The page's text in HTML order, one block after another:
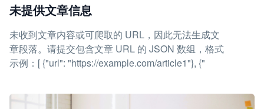
未提供文章信息
未收到文章内容或可爬取的 URL，因此无法生成文
章段落。请提交包含文章 URL 的 JSON 数组，格式
示例：[ {"url": "https://example.com/article1"}, {"